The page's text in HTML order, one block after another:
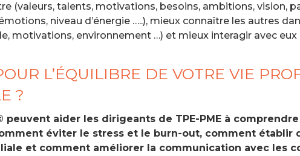
(valeurs, talents, motivations, besoins, ambitions, vision,
niveau d’énergie …..), mieux connaître les autres
motivations, environnement …) et mieux interagir avec
L’ÉQUILIBRE DE VOTRE VIE
?
peuvent aider les dirigeants de TPE-PME à
éviter le stress et le burn-out, comment établir
et comment améliorer la communication avec les